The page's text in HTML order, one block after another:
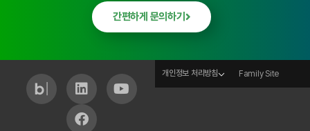
간편하게 문의하기
개인정보 처리방침 Family Site